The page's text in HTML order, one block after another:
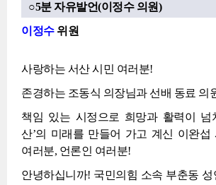
○5분 자유발언(이정수 의원)
이정수위원
사랑하는 서산 시민 여러분!
존경하는 조동식 의장님과 선배 동료 의
책임 있는 시정으로 희망과 활력이 넘
산’의 미래를 만들어 가고 계신 이완섭
여러분, 언론인 여러분!
안녕하십니까! 국민의힘 소속 부춘동 성